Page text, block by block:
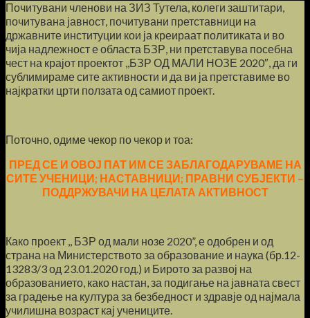
Почитувани членови на ЗИЗ Тутела, колеги заштитари,
почитувана јавност, почитувани претставници на
државните институции кои ја креираат политиката и во
чија надлежност е областа БЗР, ни претставува посебна
чест на крајот проектот ,,БЗР ОД МАЛИ НОЗЕ 2020″, да ги
сублимираме сите активности и да ви ја претставиме во
најкратки црти ползата од самиот проект.
Поточно, одиме чекор по чекор и тоа:
ПРЕД СЕ И ОВОЈ ПАТ ИМ СЕ ЗАБЛАГОДАРУВАМЕ НА
СИТЕ УЧЕНИЦИ; НАСТАВНИЦИ; ПРАВНИ СУБЈЕКТИ –
ПОДДРЖУВАЧИ НА ЦЕЛАТА АКТИВНОСТ
Како проект ,, БЗР од мали нозе 2020”, е одобрен и од
страна на Министерството за образование и наука (бр.12-
13283/3 од 23.01.2020 год.) и Бирото за развој на
образованието, како настан, за подигање на јавната свест
за градење на култура за безбедност и здравје од најмала
училишна возраст кај учениците.